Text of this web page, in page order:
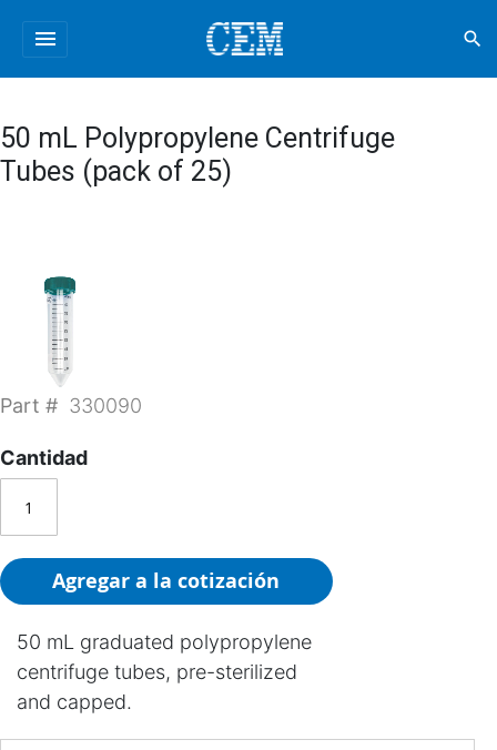
menu search
50 mL Polypropylene Centrifuge
Tubes (pack of 25)
Part # 330090
Cantidad
Agregar a la cotización
50 mL graduated polypropylene
centrifuge tubes, pre-sterilized
and capped.